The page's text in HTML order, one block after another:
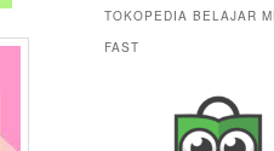
TOKOPEDIA BELAJAR
FAST